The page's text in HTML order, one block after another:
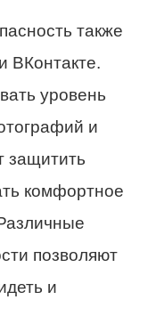
также
ВКонтакте.
уровень
и
защитить
комфортное
позволяют
и